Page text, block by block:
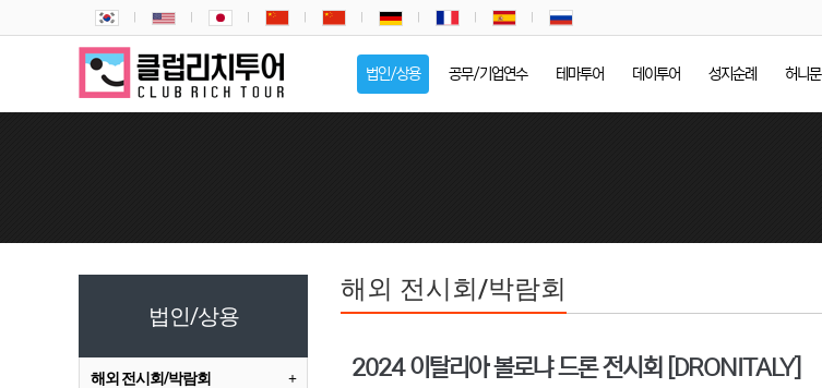
법인/상용 공무/기업연수 테마투어 데이투어 성지순례 허니문
해외 전시회/박람회
2024 이탈리아 볼로냐 드론 전시회 [DRONITALY]
법인/상용
해외 전시회/박람회